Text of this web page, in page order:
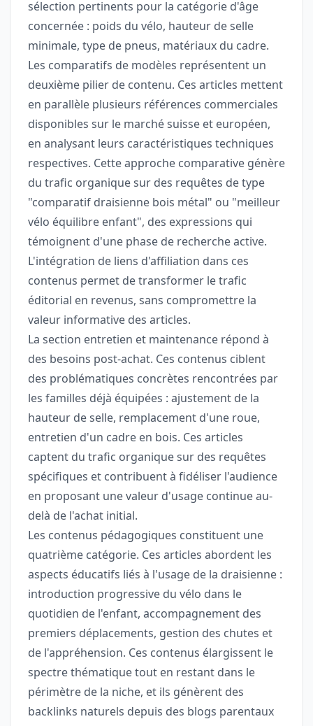
sélection pertinents pour la catégorie d'âge
concernée : poids du vélo, hauteur de selle
minimale, type de pneus, matériaux du cadre.
Les comparatifs de modèles représentent un
deuxième pilier de contenu. Ces articles mettent
en parallèle plusieurs références commerciales
disponibles sur le marché suisse et européen,
en analysant leurs caractéristiques techniques
respectives. Cette approche comparative génère
du trafic organique sur des requêtes de type
"comparatif draisienne bois métal" ou "meilleur
vélo équilibre enfant", des expressions qui
témoignent d'une phase de recherche active.
L'intégration de liens d'affiliation dans ces
contenus permet de transformer le trafic
éditorial en revenus, sans compromettre la
valeur informative des articles.
La section entretien et maintenance répond à
des besoins post-achat. Ces contenus ciblent
des problématiques concrètes rencontrées par
les familles déjà équipées : ajustement de la
hauteur de selle, remplacement d'une roue,
entretien d'un cadre en bois. Ces articles
captent du trafic organique sur des requêtes
spécifiques et contribuent à fidéliser l'audience
en proposant une valeur d'usage continue au-
delà de l'achat initial.
Les contenus pédagogiques constituent une
quatrième catégorie. Ces articles abordent les
aspects éducatifs liés à l'usage de la draisienne :
introduction progressive du vélo dans le
quotidien de l'enfant, accompagnement des
premiers déplacements, gestion des chutes et
de l'appréhension. Ces contenus élargissent le
spectre thématique tout en restant dans le
périmètre de la niche, et ils génèrent des
backlinks naturels depuis des blogs parentaux